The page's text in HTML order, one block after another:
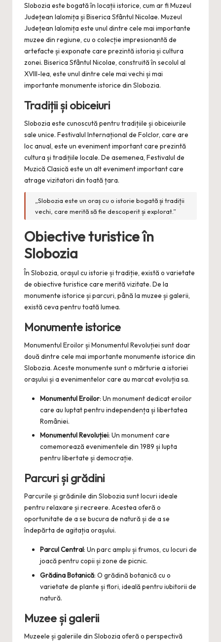
Slobozia este bogată în locații istorice, cum ar fi Muzeul
Județean Ialomița și Biserica Sfântul Nicolae. Muzeul
Județean Ialomița este unul dintre cele mai importante
muzee din regiune, cu o colecție impresionantă de
artefacte și exponate care prezintă istoria și cultura
zonei. Biserica Sfântul Nicolae, construită în secolul al
XVIII-lea, este unul dintre cele mai vechi și mai
importante monumente istorice din Slobozia.
Tradiții și obiceiuri
Slobozia este cunoscută pentru tradițiile și obiceiurile
sale unice. Festivalul Internațional de Folclor, care are
loc anual, este un eveniment important care prezintă
cultura și tradițiile locale. De asemenea, Festivalul de
Muzică Clasică este un alt eveniment important care
atrage vizitatori din toată țara.
„Slobozia este un oraș cu o istorie bogată și tradiții
vechi, care merită să fie descoperit și explorat.”
Obiective turistice în
Slobozia
În Slobozia, orașul cu istorie și tradiție, există o varietate
de obiective turistice care merită vizitate. De la
monumente istorice și parcuri, până la muzee și galerii,
există ceva pentru toată lumea.
Monumente istorice
Monumentul Eroilor și Monumentul Revoluției sunt doar
două dintre cele mai importante monumente istorice din
Slobozia. Aceste monumente sunt o mărturie a istoriei
orașului și a evenimentelor care au marcat evoluția sa.
Monumentul Eroilor: Un monument dedicat eroilor
care au luptat pentru independența și libertatea
României.
Monumentul Revoluției: Un monument care
comemorează evenimentele din 1989 și lupta
pentru libertate și democrație.
Parcuri și grădini
Parcurile și grădinile din Slobozia sunt locuri ideale
pentru relaxare și recreere. Acestea oferă o
oportunitate de a se bucura de natură și de a se
îndepărta de agitația orașului.
Parcul Central: Un parc amplu și frumos, cu locuri de
joacă pentru copii și zone de picnic.
Grădina Botanică: O grădină botanică cu o
varietate de plante și flori, ideală pentru iubitorii de
natură.
Muzee și galerii
Muzeele și galeriile din Slobozia oferă o perspectivă